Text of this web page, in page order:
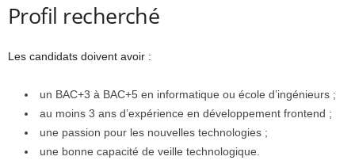
Profil recherché
Les candidats doivent avoir :
un BAC+3 à BAC+5 en informatique ou école d’ingénieurs ;
au moins 3 ans d’expérience en développement frontend ;
une passion pour les nouvelles technologies ;
une bonne capacité de veille technologique.